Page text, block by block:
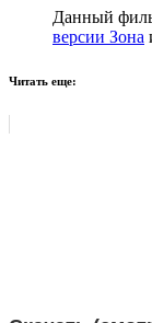
Данный
версии Зона
Читать еще: